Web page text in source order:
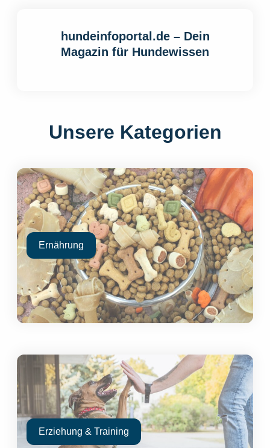
hundeinfoportal.de – Dein
Magazin für Hundewissen
Unsere Kategorien
Ernährung
Erziehung & Training